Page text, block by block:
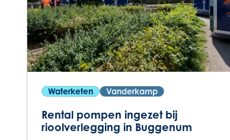
Waterketen Vanderkamp
Rental pompen ingezet bij
rioolverlegging in Buggenum